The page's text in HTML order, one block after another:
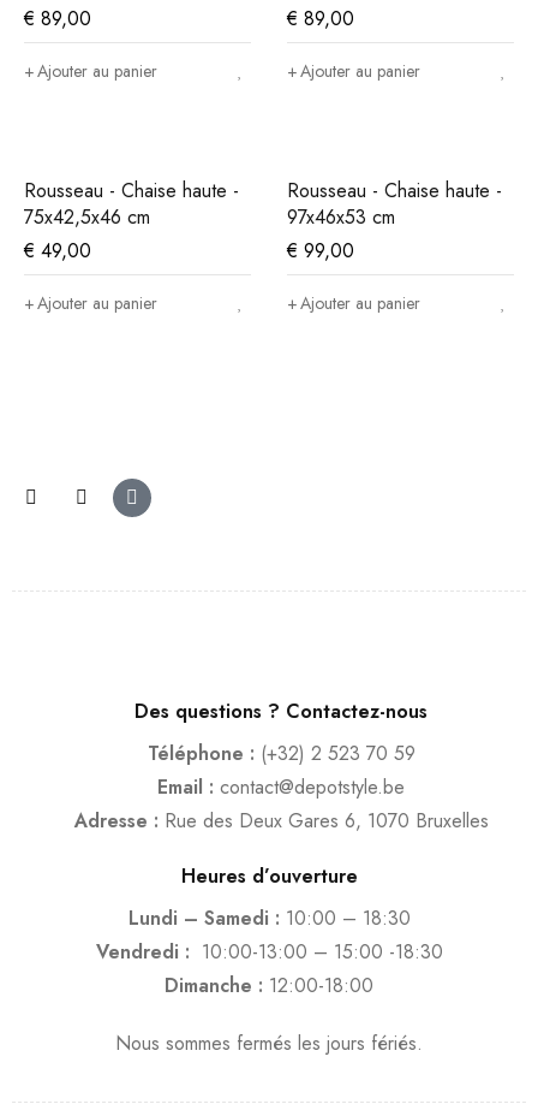
€ 89,00
Ajouter au panier
€ 89,00
Ajouter au panier
Rousseau - Chaise haute -
75x42,5x46 cm
€ 49,00
Ajouter au panier
Rousseau - Chaise haute -
97x46x53 cm
€ 99,00
Ajouter au panier
Des questions ? Contactez-nous
Téléphone : (+32) 2 523 70 59
Email : contact@depotstyle.be
Adresse : Rue des Deux Gares 6, 1070 Bruxelles
Heures d’ouverture
Lundi – Samedi : 10:00 – 18:30
Vendredi : 10:00-13:00 – 15:00 -18:30
Dimanche : 12:00-18:00
Nous sommes fermés les jours fériés.